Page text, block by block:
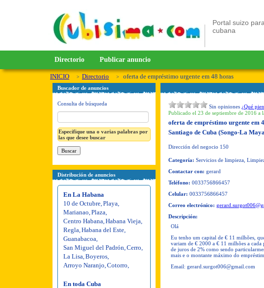
Portal suizo
cubana
Directorio Publicar anuncio
INICIO Directorio oferta de empréstimo urgente em 48 horas
Buscador de anuncios
Consulta de búsqueda
Especifique una o varias palabras por
las que desee buscar
Distribución de anuncios
En La Habana
10 de Octubre Playa
Marianao Plaza
Centro Habana Habana Vieja
Regla Habana del Este
Guanabacoa
San Miguel del Padrón Cerro
La Lisa Boyeros
Arroyo Naranjo Cotorro
En toda Cuba
Sin opiniones ¿Qué
Publicado el 23 de septiembre de 2016 a
oferta de empréstimo urgente em
Santiago de Cuba (Songo-La
Dirección del negocio 150
Categoría: Servicios de limpieza,
Contactar con: gerard
Teléfono: 0033756866457
Celular: 0033756866457
Correo electrónico:
Descripción:
Olá
Eu tenho um capital de € 11 milhões,
variam de € 2000 a € 11 milhões a cada
de juros de 2% como sendo
mais e o montante máximo do
Email: gerard.surgot006@gmail.com